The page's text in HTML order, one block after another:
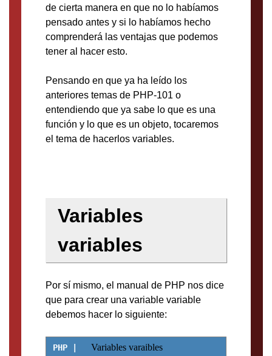
de cierta manera en que no lo habíamos
pensado antes y si lo habíamos hecho
comprenderá las ventajas que podemos
tener al hacer esto.
Pensando en que ya ha leído los
anteriores temas de PHP-101 o
entendiendo que ya sabe lo que es una
función y lo que es un objeto, tocaremos
el tema de hacerlos variables.
Variables
variables
Por sí mismo, el manual de PHP nos dice
que para crear una variable variable
debemos hacer lo siguiente:
Variables varaibles